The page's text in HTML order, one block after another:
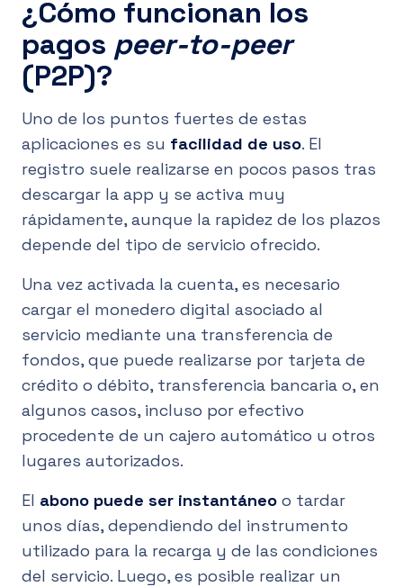
¿Cómo funcionan los
pagos peer-to-peer
(P2P)?
Uno de los puntos fuertes de estas
aplicaciones es su facilidad de uso. El
registro suele realizarse en pocos pasos tras
descargar la app y se activa muy
rápidamente, aunque la rapidez de los plazos
depende del tipo de servicio ofrecido.
Una vez activada la cuenta, es necesario
cargar el monedero digital asociado al
servicio mediante una transferencia de
fondos, que puede realizarse por tarjeta de
crédito o débito, transferencia bancaria o, en
algunos casos, incluso por efectivo
procedente de un cajero automático u otros
lugares autorizados.
El abono puede ser instantáneo o tardar
unos días, dependiendo del instrumento
utilizado para la recarga y de las condiciones
del servicio. Luego, es posible realizar un